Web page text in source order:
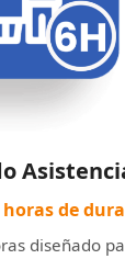
horas de
diseñado